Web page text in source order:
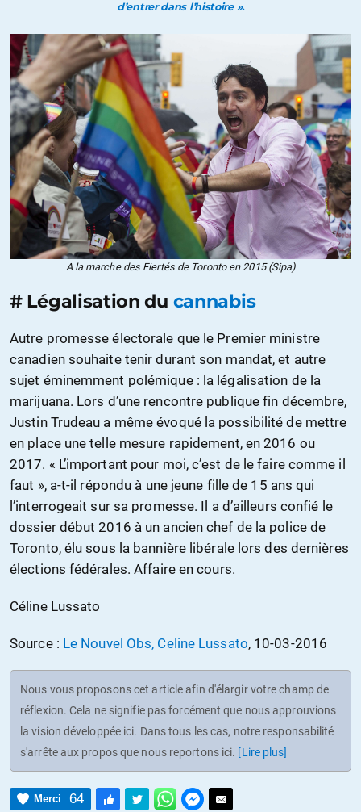
d’entrer dans l’histoire ».
A la marche des Fiertés de Toronto en 2015 (Sipa)
# Légalisation du cannabis
Autre promesse électorale que le Premier ministre
canadien souhaite tenir durant son mandat, et autre
sujet éminemment polémique : la légalisation de la
marijuana. Lors d’une rencontre publique fin décembre,
Justin Trudeau a même évoqué la possibilité de mettre
en place une telle mesure rapidement, en 2016 ou
2017. « L’important pour moi, c’est de le faire comme il
faut », a-t-il répondu à une jeune fille de 15 ans qui
l’interrogeait sur sa promesse. Il a d’ailleurs confié le
dossier début 2016 à un ancien chef de la police de
Toronto, élu sous la bannière libérale lors des dernières
élections fédérales. Affaire en cours.
Céline Lussato
Source : Le Nouvel Obs, Celine Lussato, 10-03-2016
Nous vous proposons cet article afin d'élargir votre champ de
réflexion. Cela ne signifie pas forcément que nous approuvions
la vision développée ici. Dans tous les cas, notre responsabilité
s'arrête aux propos que nous reportons ici. [Lire plus]
Merci 64